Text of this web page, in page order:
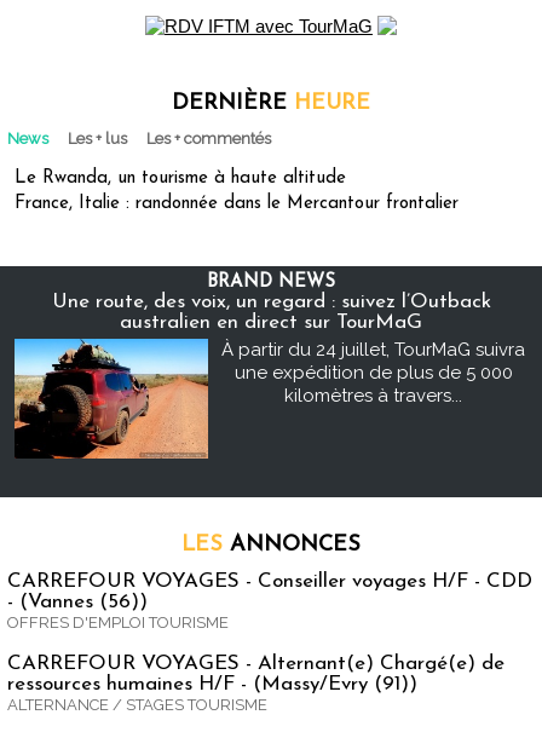
DERNIÈRE HEURE
News Les + lus Les + commentés
Le Rwanda, un tourisme à haute altitude
France, Italie : randonnée dans le Mercantour frontalier
BRAND NEWS
Une route, des voix, un regard : suivez l’Outback
australien en direct sur TourMaG
À partir du 24 juillet, TourMaG suivra
une expédition de plus de 5 000
kilomètres à travers...
LES ANNONCES
CARREFOUR VOYAGES - Conseiller voyages H/F - CDD
- (Vannes (56))
OFFRES D'EMPLOI TOURISME
CARREFOUR VOYAGES - Alternant(e) Chargé(e) de
ressources humaines H/F - (Massy/Evry (91))
ALTERNANCE / STAGES TOURISME